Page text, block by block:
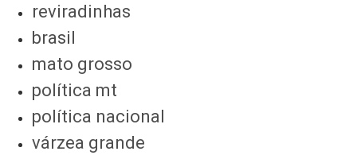
reviradinhas
brasil
mato grosso
política mt
política nacional
várzea grande